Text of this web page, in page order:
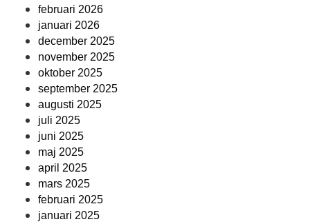
februari 2026
januari 2026
december 2025
november 2025
oktober 2025
september 2025
augusti 2025
juli 2025
juni 2025
maj 2025
april 2025
mars 2025
februari 2025
januari 2025